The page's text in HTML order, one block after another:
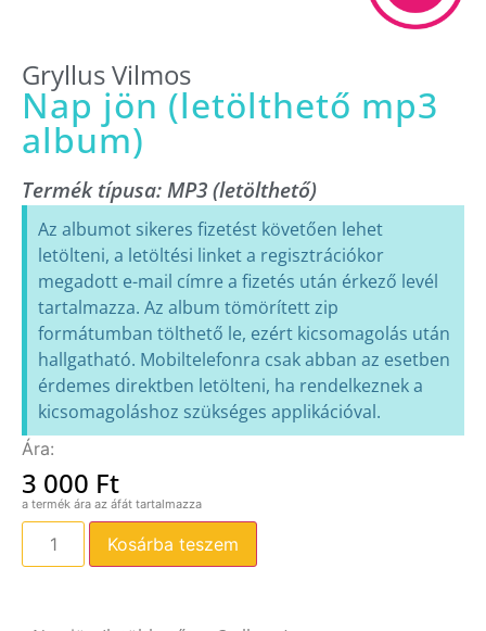
Gryllus Vilmos
Nap jön (letölthető mp3
album)
Termék típusa:MP3 (letölthető)
Az albumot sikeres fizetést követően lehet
letölteni, a letöltési linket a regisztrációkor
megadott e-mail címre a fizetés után érkező levél
tartalmazza. Az album tömörített zip
formátumban tölthető le, ezért kicsomagolás után
hallgatható. Mobiltelefonra csak abban az esetben
érdemes direktben letölteni, ha rendelkeznek a
kicsomagoláshoz szükséges applikációval.
3 000 Ft
Kosárba teszem